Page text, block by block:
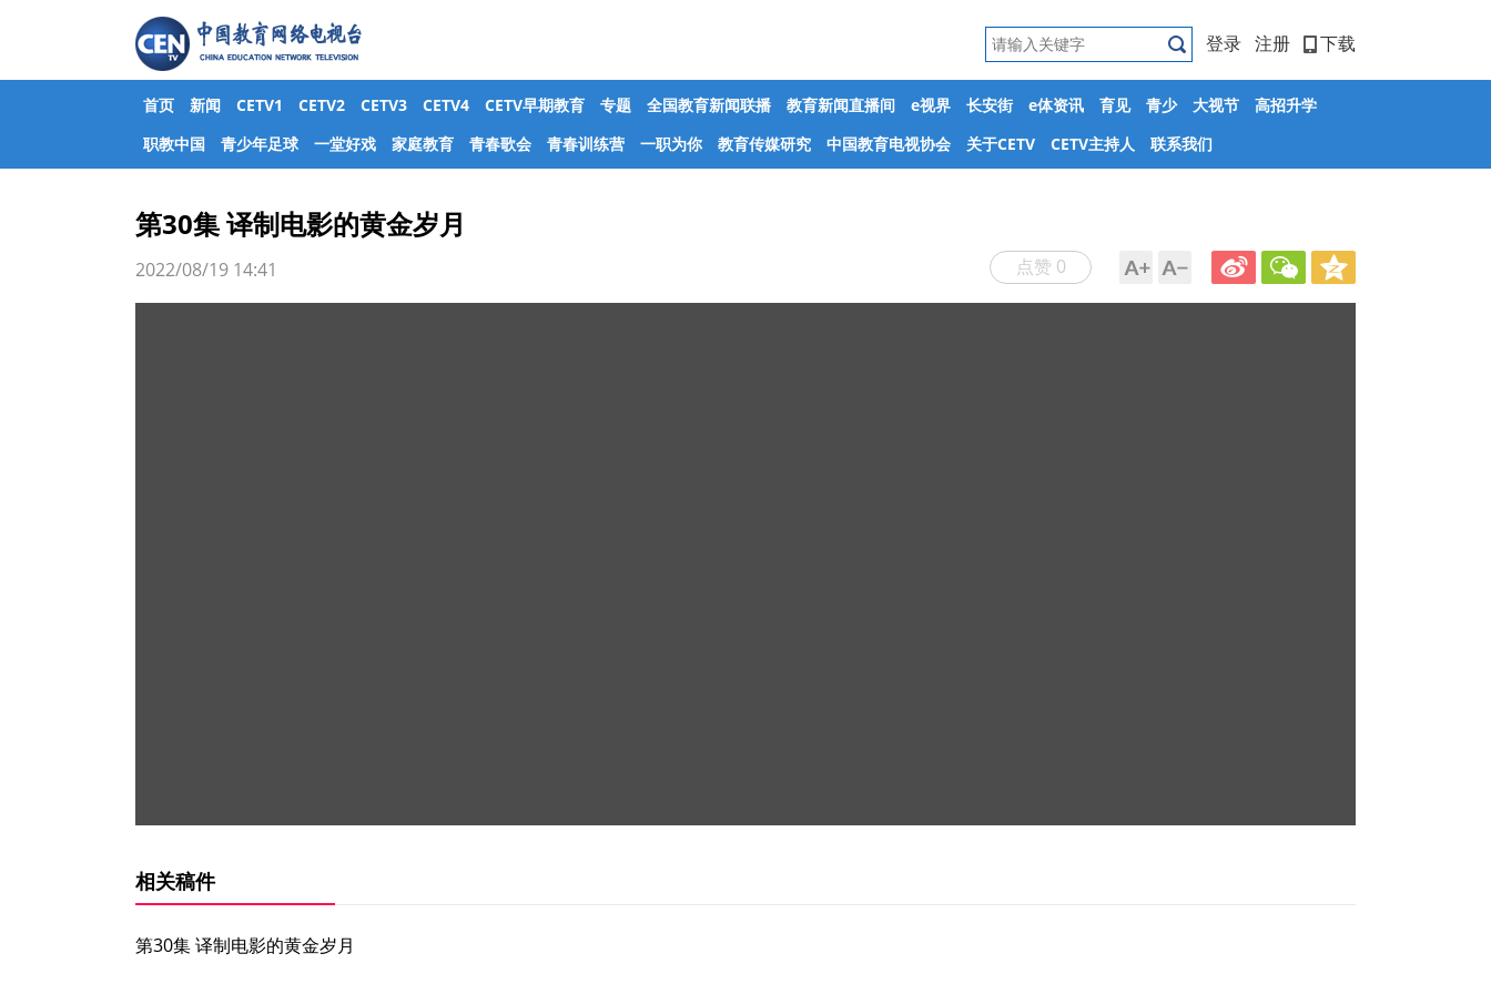
登录 注册 下载
首页 新闻 CETV1 CETV2 CETV3 CETV4 CETV早期教育 专题 全国教育新闻联播 教育新闻直播间 e视界 长安街 e体资讯 育见 青少 大视节
高招升学
职教中国
青少年足球 一堂好戏 家庭教育 青春歌会 青春训练营 一职为你 教育传媒研究 中国教育电视协会 关于CETV CETV主持人 联系我们
第30集 译制电影的黄金岁月
点赞 0
2022/08/19 14:41
相关稿件
第30集 译制电影的黄金岁月